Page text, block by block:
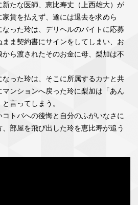
たな医師、恵比寿丈（上西雄大）が
賃を払えず、遂には退去を求めら
った玲は、デリヘルのバイトに応募
ま契約書にサインをしてしまい、お
ら渡されたそのお金に母、梨加は不
った玲は、そこに所属するカナと共
ンションへ戻った玲に梨加は「あん
言ってしまう。
トバへの後悔と自分のふがいなさに
部屋を飛び出した玲を恵比寿が追う